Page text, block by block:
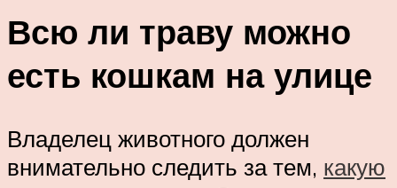
Всю ли траву можно
есть кошкам на улице
Владелец животного должен
внимательно следить за тем, какую